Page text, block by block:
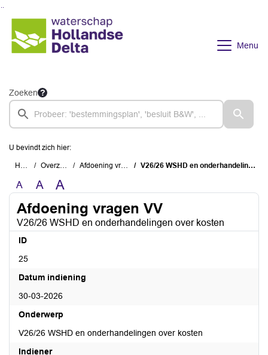
Menu
Zoeken
U bevindt zich hier:
Home Overzichten Afdoening vragen VV V26/26 WSHD en onderhandelingen over kosten
A A A
Afdoening vragen VV
V26/26 WSHD en onderhandelingen over kosten
ID
25
Datum indiening
30-03-2026
Onderwerp
V26/26 WSHD en onderhandelingen over kosten
Indiener